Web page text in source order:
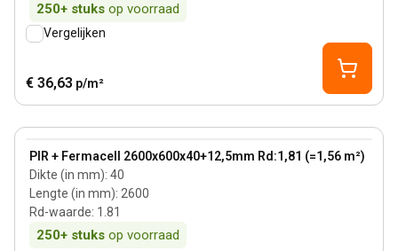
250+ stuks op voorraad
Vergelijken
€ 36,63 p/m²
PIR + Fermacell 2600x600x40+12,5mm Rd:1,81 (=1,56 m²)
Dikte (in mm): 40
Lengte (in mm): 2600
Rd-waarde: 1.81
250+ stuks op voorraad
View product